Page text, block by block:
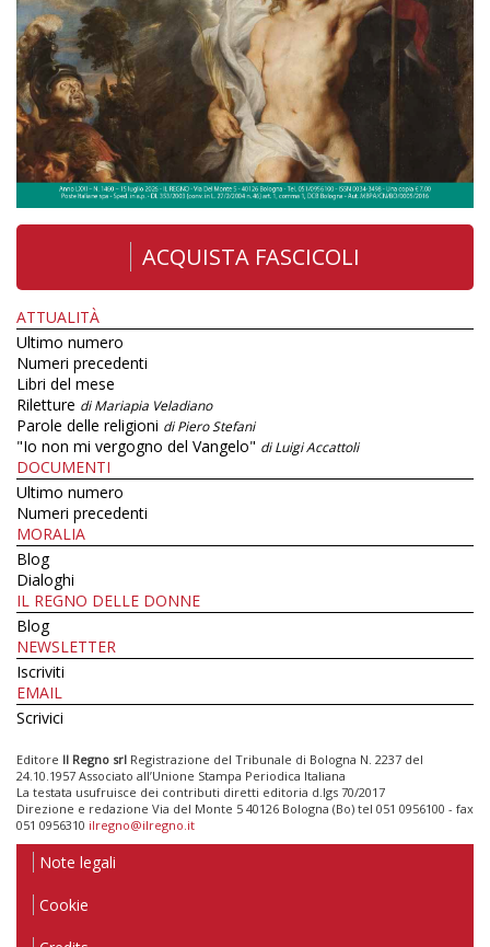
ACQUISTA FASCICOLI
ATTUALITÀ
Ultimo numero
Numeri precedenti
Libri del mese
Riletture di Mariapia Veladiano
Parole delle religioni di Piero Stefani
"Io non mi vergogno del Vangelo" di Luigi Accattoli
DOCUMENTI
Ultimo numero
Numeri precedenti
MORALIA
Blog
Dialoghi
IL REGNO DELLE DONNE
Blog
NEWSLETTER
Iscriviti
EMAIL
Scrivici
Editore Il Regno srl Registrazione del Tribunale di Bologna N. 2237 del
24.10.1957 Associato all’Unione Stampa Periodica Italiana
La testata usufruisce dei contributi diretti editoria d.lgs 70/2017
Direzione e redazione Via del Monte 5 40126 Bologna (Bo) tel 051 0956100 - fax
051 0956310 ilregno@ilregno.it
Note legali
Cookie